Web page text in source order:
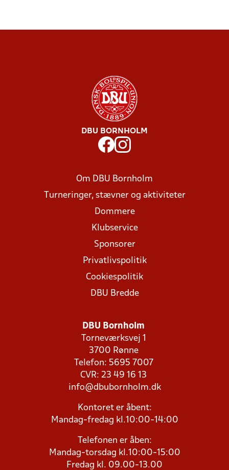
DBU BORNHOLM
Om DBU Bornholm
Turneringer, stævner og aktiviteter
Dommere
Klubservice
Sponsorer
Privatlivspolitik
Cookiespolitik
DBU Bredde
DBU Bornholm
Torneværksvej 1
3700 Rønne
Telefon: 5695 7007
CVR: 23 49 16 13
info@dbubornholm.dk
Kontoret er åbent:
Mandag-fredag kl.10:00-14:00
Telefonen er åben:
Mandag-torsdag kl.10:00-15:00
Fredag kl. 09.00-13.00